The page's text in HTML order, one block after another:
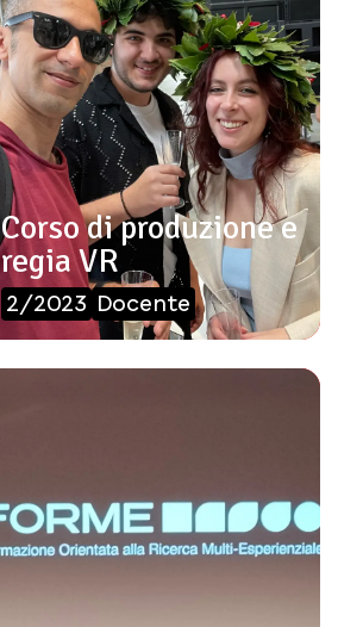
Corso di produzione e
regia VR
2/2023 Docente